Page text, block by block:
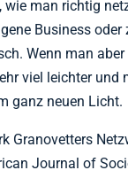
wie man richtig
Business oder
Wenn man
viel leichter und
ganz neuen Licht.
Granovetters
Journal of